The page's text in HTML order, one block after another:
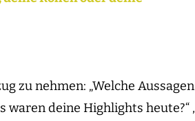
zu nehmen: „Welche Aussagen
waren deine Highlights heute?“ ,